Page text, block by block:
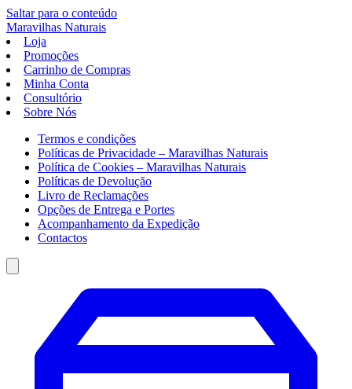
Saltar para o conteúdo
Maravilhas Naturais
Loja
Promoções
Carrinho de Compras
Minha Conta
Consultório
Sobre Nós
Termos e condições
Políticas de Privacidade – Maravilhas Naturais
Política de Cookies – Maravilhas Naturais
Políticas de Devolução
Livro de Reclamações
Opções de Entrega e Portes
Acompanhamento da Expedição
Contactos